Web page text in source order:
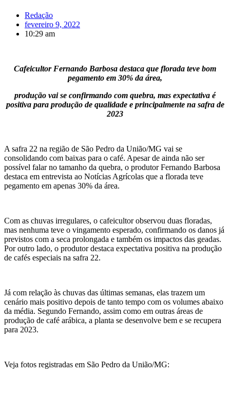
Redação
fevereiro 9, 2022
10:29 am
Cafeicultor Fernando Barbosa destaca que florada teve bom
pegamento em 30% da área,
produção vai se confirmando com quebra, mas expectativa é
positiva para produção de qualidade e principalmente na safra de
2023
A safra 22 na região de São Pedro da União/MG vai se
consolidando com baixas para o café. Apesar de ainda não ser
possível falar no tamanho da quebra, o produtor Fernando Barbosa
destaca em entrevista ao Notícias Agrícolas que a florada teve
pegamento em apenas 30% da área.
Com as chuvas irregulares, o cafeicultor observou duas floradas,
mas nenhuma teve o vingamento esperado, confirmando os danos já
previstos com a seca prolongada e também os impactos das geadas.
Por outro lado, o produtor destaca expectativa positiva na produção
de cafés especiais na safra 22.
Já com relação às chuvas das últimas semanas, elas trazem um
cenário mais positivo depois de tanto tempo com os volumes abaixo
da média. Segundo Fernando, assim como em outras áreas de
produção de café arábica, a planta se desenvolve bem e se recupera
para 2023.
Veja fotos registradas em São Pedro da União/MG: